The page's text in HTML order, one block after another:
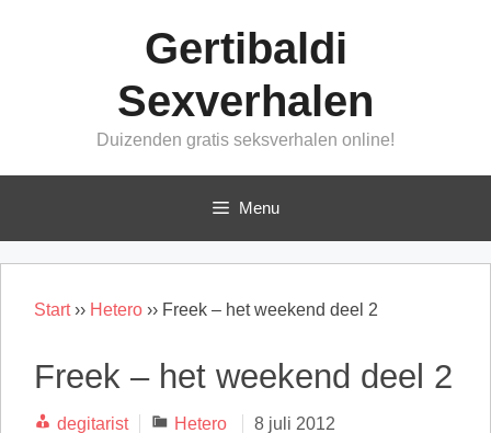
Gertibaldi
Sexverhalen
Duizenden gratis seksverhalen online!
Menu
Start›› Hetero ›› Freek – het weekend deel 2
Freek – het weekend deel 2
degitarist Categorieën
Hetero 8 juli 2012